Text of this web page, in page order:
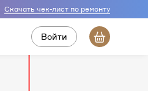
Скачать чек-лист по ремонту
Войти